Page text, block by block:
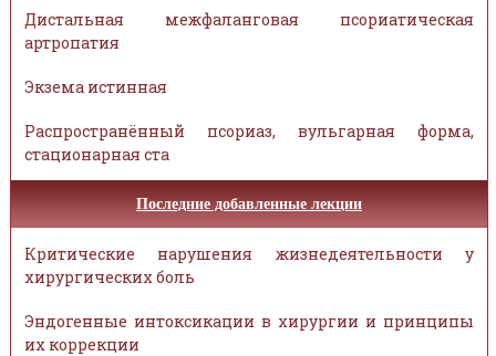
Дистальная межфаланговая псориатическая
артропатия
Экзема истинная
Распространённый псориаз, вульгарная форма,
стационарная ста
Последние добавленные лекции
Критические нарушения жизнедеятельности у
хирургических боль
Эндогенные интоксикации в хирургии и принципы
их коррекции